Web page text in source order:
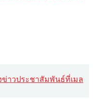
งข่าวประชาสัมพันธ์ที่เมล